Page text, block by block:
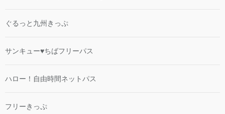
ぐるっと九州きっぷ
サンキュー♥ちばフリーパス
ハロー！自由時間ネットパス
フリーきっぷ